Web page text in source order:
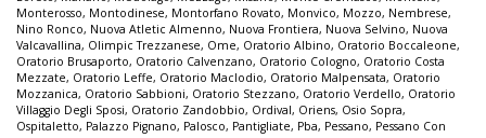
Monterosso, Montodinese, Montorfano Rovato, Monvico, Mozzo, Nembrese,
Nino Ronco, Nuova Atletic Almenno, Nuova Frontiera, Nuova Selvino, Nuova
Valcavallina, Olimpic Trezzanese, Ome, Oratorio Albino, Oratorio Boccaleone,
Oratorio Brusaporto, Oratorio Calvenzano, Oratorio Cologno, Oratorio Costa
Mezzate, Oratorio Leffe, Oratorio Maclodio, Oratorio Malpensata, Oratorio
Mozzanica, Oratorio Sabbioni, Oratorio Stezzano, Oratorio Verdello, Oratorio
Villaggio Degli Sposi, Oratorio Zandobbio, Ordival, Oriens, Osio Sopra,
Ospitaletto, Palazzo Pignano, Palosco, Pantigliate, Pba, Pessano, Pessano Con